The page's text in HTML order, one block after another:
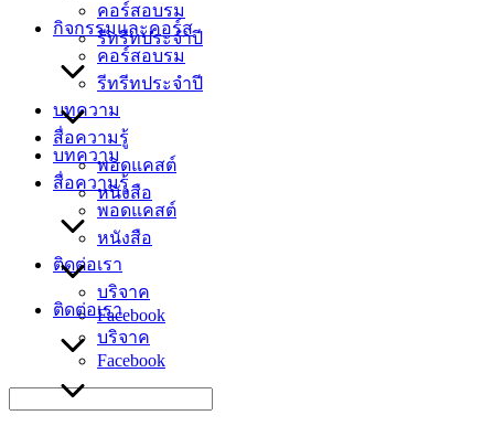
กิจกรรมและคอร์ส
คอร์สอบรม
รีทรีทประจำปี
บทความ
สื่อความรู้
พอดแคสต์
หนังสือ
ติดต่อเรา
บริจาค
Facebook
คอร์สอบรม
รีทรีทประจำปี
บทความ
สื่อความรู้
พอดแคสต์
หนังสือ
ติดต่อเรา
บริจาค
Facebook
for: